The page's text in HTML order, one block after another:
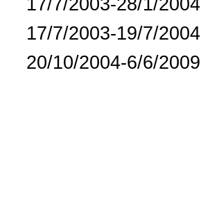
17/7/2003-19/7/2004
20/10/2004-6/6/2009